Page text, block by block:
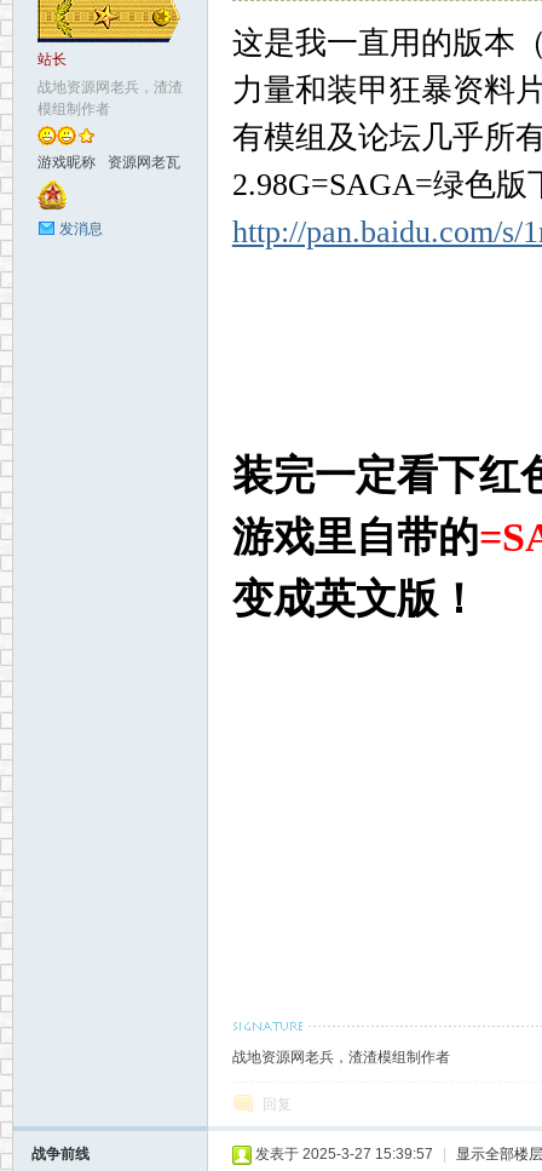
地
资
网
站长
战地资源网老兵，渣渣
模组制作者
游戏昵称 资源网老瓦
发消息
这是我一直用的版本
力量和装甲狂暴资料
有模组及论坛几乎所
2.98G=SAGA=绿色版
http://pan.baidu.com/s/
装完一定看下红
游戏里自带的
变成英文版！
战地资源网老兵，渣渣模组制作者
回复
战争前线 发表于 2025-3-27 15:39:57 显示全部楼层